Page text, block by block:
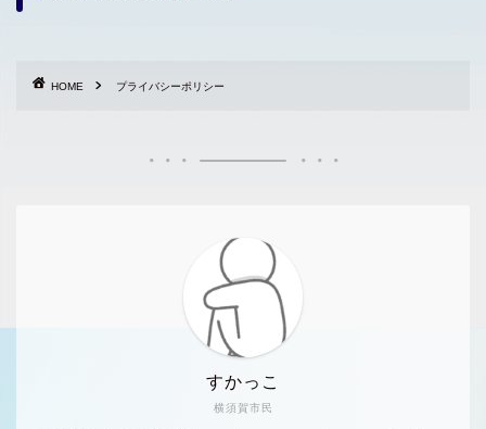
HOME プライバシーポリシー
横須賀市民
すかっこ